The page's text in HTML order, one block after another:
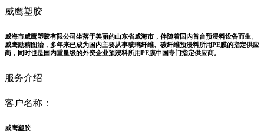
威鹰塑胶
威海市威鹰塑胶有限公司坐落于美丽的山东省威海市，伴随着国内首台预浸料设备而生。
威鹰励精图治，多年来已成为国内主要从事玻璃纤维、碳纤维预浸料所用PE膜的指定供应
商，同时也是国内重量级的外资企业预浸料所用PE膜中国专门指定供应商。
服务介绍
客户名称：
威鹰塑胶